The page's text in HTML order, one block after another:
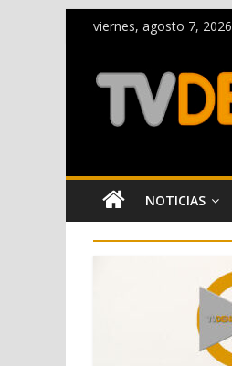
viernes, agosto 7, 2026
NOTICIAS